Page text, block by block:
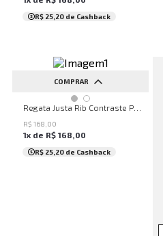
R$ 25,20 de Cashback
COMPRAR
G GG
R$ 168 00
1x de R$ 168,00
R$ 25,20 de Cashback